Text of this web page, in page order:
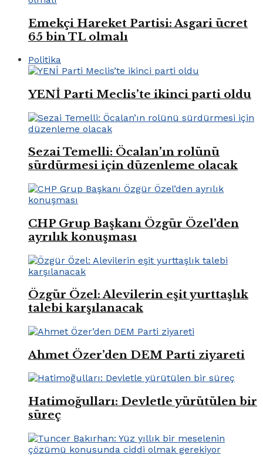
Emekçi Hareket Partisi: Asgari ücret
65 bin TL olmalı
Politika
YENİ Parti Meclis’te ikinci parti oldu
Sezai Temelli: Öcalan’ın rolünü
sürdürmesi için düzenleme olacak
CHP Grup Başkanı Özgür Özel’den
ayrılık konuşması
Özgür Özel: Alevilerin eşit yurttaşlık
talebi karşılanacak
Ahmet Özer’den DEM Parti ziyareti
Hatimoğulları: Devletle yürütülen bir
süreç